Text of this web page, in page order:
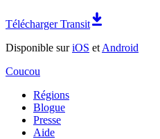
Télécharger Transit
Disponible suriOS et Android
Coucou
Régions
Blogue
Presse
Aide